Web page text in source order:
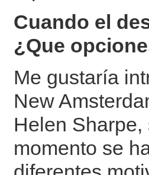
Cuando el
¿Que
Me gustaría
New
Helen
momento se